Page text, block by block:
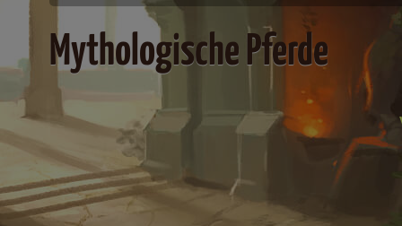
Mythologische Pferde